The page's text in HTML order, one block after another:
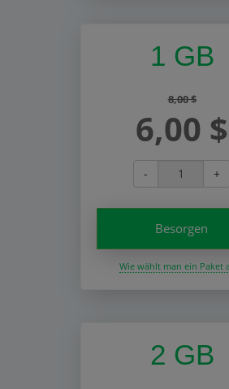
1 GB
8,00 $
6,00 $
- +
Besorgen
Wie wählt man ein Paket
2 GB